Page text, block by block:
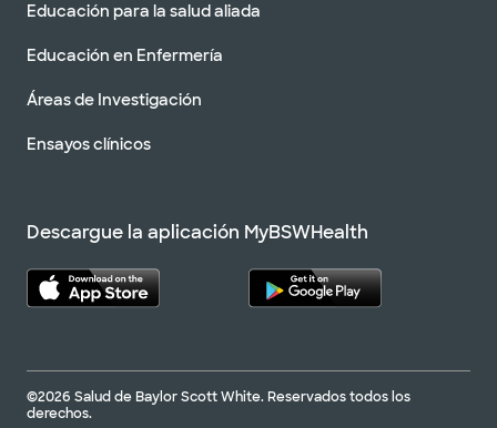
Educación para la salud aliada
Educación en Enfermería
Áreas de Investigación
Ensayos clínicos
Descargue la aplicación MyBSWHealth
©2026 Salud de Baylor Scott White. Reservados todos los
derechos.